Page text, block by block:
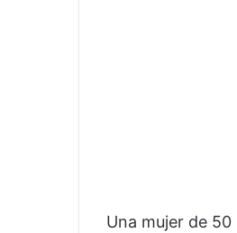
Una mujer de